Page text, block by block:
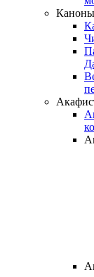
Каноны